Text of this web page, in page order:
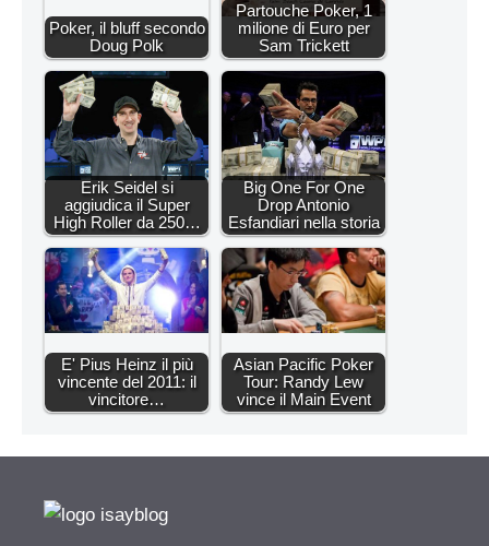
Poker, il bluff secondo
Doug Polk
Partouche Poker, 1
milione di Euro per
Sam Trickett
Erik Seidel si
aggiudica il Super
High Roller da 250…
Big One For One
Drop Antonio
Esfandiari nella storia
E' Pius Heinz il più
vincente del 2011: il
vincitore…
Asian Pacific Poker
Tour: Randy Lew
vince il Main Event